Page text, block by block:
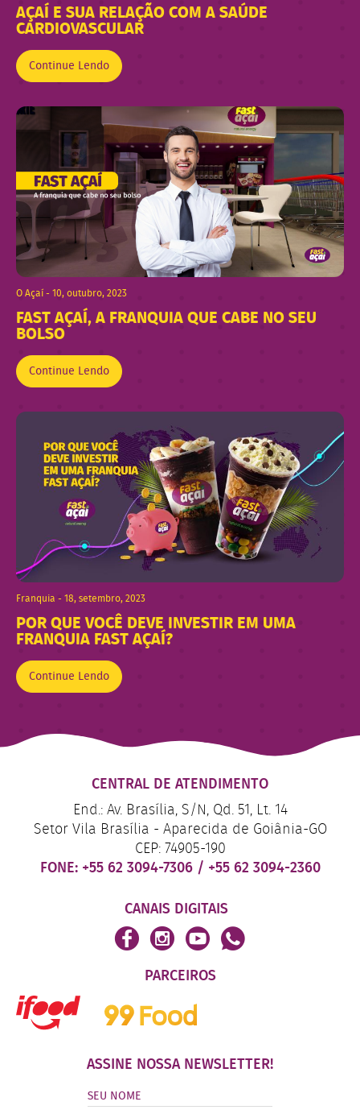
AÇAÍ E SUA RELAÇÃO COM A SAÚDE
CARDIOVASCULAR
Continue Lendo
O Açaí - 10, outubro, 2023
FAST AÇAÍ, A FRANQUIA QUE CABE NO SEU
BOLSO
Continue Lendo
Franquia - 18, setembro, 2023
POR QUE VOCÊ DEVE INVESTIR EM UMA
FRANQUIA FAST AÇAÍ?
Continue Lendo
CENTRAL DE ATENDIMENTO
End.: Av. Brasília, S/N, Qd. 51, Lt. 14
Setor Vila Brasília - Aparecida de Goiânia-GO
CEP: 74905-190
FONE: +55 62 3094-7306 / +55 62 3094-2360
CANAIS DIGITAIS
PARCEIROS
ASSINE NOSSA NEWSLETTER!